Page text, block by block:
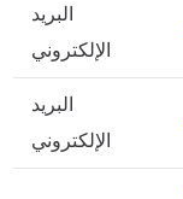
البريد
الإلكتروني
البريد
الإلكتروني